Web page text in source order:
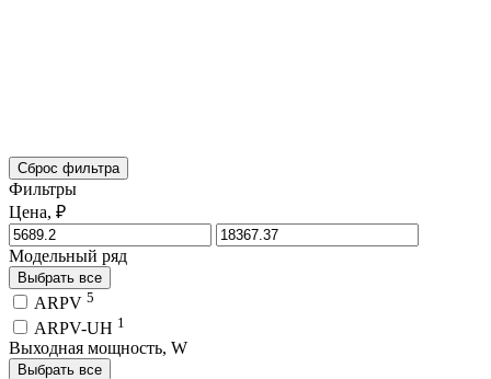
Сброс фильтра
Фильтры
Цена, ₽
Модельный ряд
Выбрать все
ARPV 5
ARPV-UH 1
Выходная мощность, W
Выбрать все